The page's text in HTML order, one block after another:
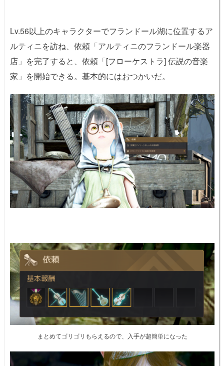
Lv.56以上のキャラクターでフランドール湖に位置するア
ルティニを訪ね、依頼「アルティニのフランドール楽器
店」を完了すると、依頼「[フローケストラ] 伝説の音楽
家」を開始できる。基本的にはおつかいだ。
まとめてゴリゴリもらえるので、入手が超簡単になった